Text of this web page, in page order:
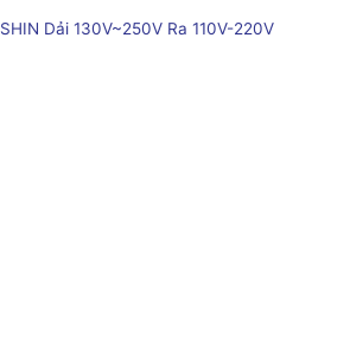
Dải 130V~250V Ra 110V-220V